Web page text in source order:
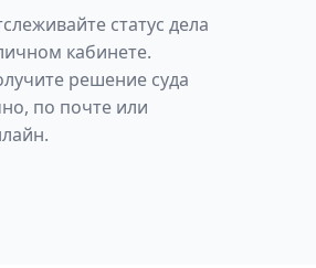
статус дела
кабинете.
решение суда
по почте или